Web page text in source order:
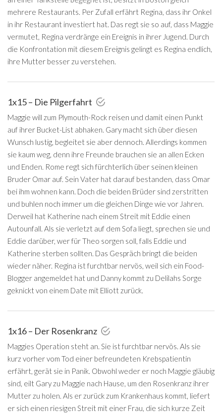
mehrere Restaurants. Per Zufall erfährt Regina, dass ihr Onkel
in ihr Restaurant investiert hat. Das regt sie so auf, dass Maggie
vermutet, Regina verdränge ein Ereignis in ihrer Jugend. Durch
die Konfrontation mit diesem Ereignis gelingt es Regina endlich,
ihre Mutter besser zu verstehen.
1x15 – Die Pilgerfahrt
Maggie will zum Plymouth-Rock reisen und damit einen Punkt
auf ihrer Bucket-List abhaken. Gary macht sich über diesen
Wunsch lustig, begleitet sie aber dennoch. Allerdings kommen
sie kaum weg, denn ihre Freunde brauchen sie an allen Ecken
und Enden. Rome regt sich fürchterlich über seinen kleinen
Bruder Omar auf. Sein Vater hat darauf bestanden, dass Omar
bei ihm wohnen kann. Doch die beiden Brüder sind zerstritten
und buhlen noch immer um die gleichen Dinge wie vor Jahren.
Derweil hat Katherine nach einem Streit mit Eddie einen
Autounfall. Als sie verletzt auf dem Sofa liegt, sprechen sie und
Eddie darüber, wer für Theo sorgen soll, falls Eddie und
Katherine sterben sollten. Das Gespräch bringt die beiden
wieder näher. Regina ist furchtbar nervös, weil sich ein Food-
Blogger angemeldet hat und Danny kommt zu Delilahs Sorge
geknickt von einem Date mit Elliott zurück.
1x16 – Der Rosenkranz
Maggies Operation steht an. Sie ist furchtbar nervös. Als sie
kurz vorher vom Tod einer befreundeten Krebspatientin
erfährt, gerät sie in Panik. Obwohl weder er noch Maggie gläubig
sind, eilt Gary zu Maggie nach Hause, um den Rosenkranz ihrer
Mutter zu holen. Als er zurück zum Krankenhaus kommt, liefert
er sich einen riesigen Streit mit einer Frau, die sich kurze Zeit